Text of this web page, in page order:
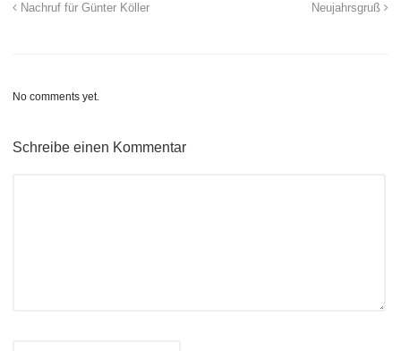
Nachruf für Günter Köller Neujahrsgruß
No comments yet.
Schreibe einen Kommentar